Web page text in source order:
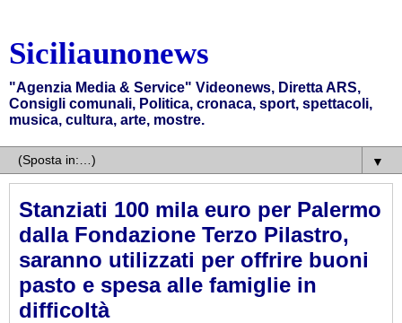
Siciliaunonews
"Agenzia Media & Service" Videonews, Diretta ARS,
Consigli comunali, Politica, cronaca, sport, spettacoli,
musica, cultura, arte, mostre.
▼
Stanziati 100 mila euro per Palermo
dalla Fondazione Terzo Pilastro,
saranno utilizzati per offrire buoni
pasto e spesa alle famiglie in
difficoltà